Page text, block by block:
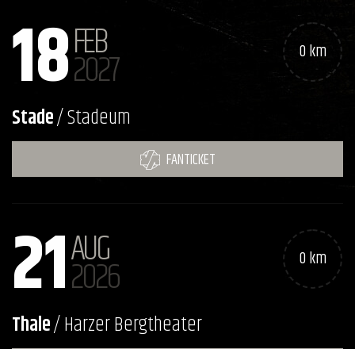
18FEB
2027 0 km
Stade/ Stadeum
FANTICKET
21AUG
2026 0 km
Thale/ Harzer Bergtheater